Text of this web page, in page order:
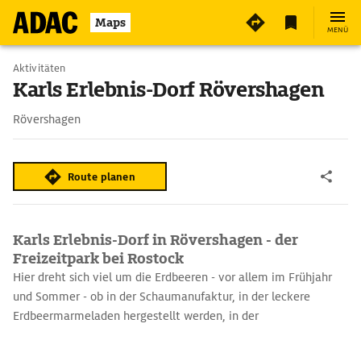
Maps MENÜ
Aktivitäten
Karls Erlebnis-Dorf Rövershagen
Rövershagen
Route planen
Karls Erlebnis-Dorf in Rövershagen - der
Freizeitpark bei Rostock
Hier dreht sich viel um die Erdbeeren - vor allem im Frühjahr
und Sommer - ob in der Schaumanufaktur, in der leckere
Erdbeermarmeladen hergestellt werden, in der